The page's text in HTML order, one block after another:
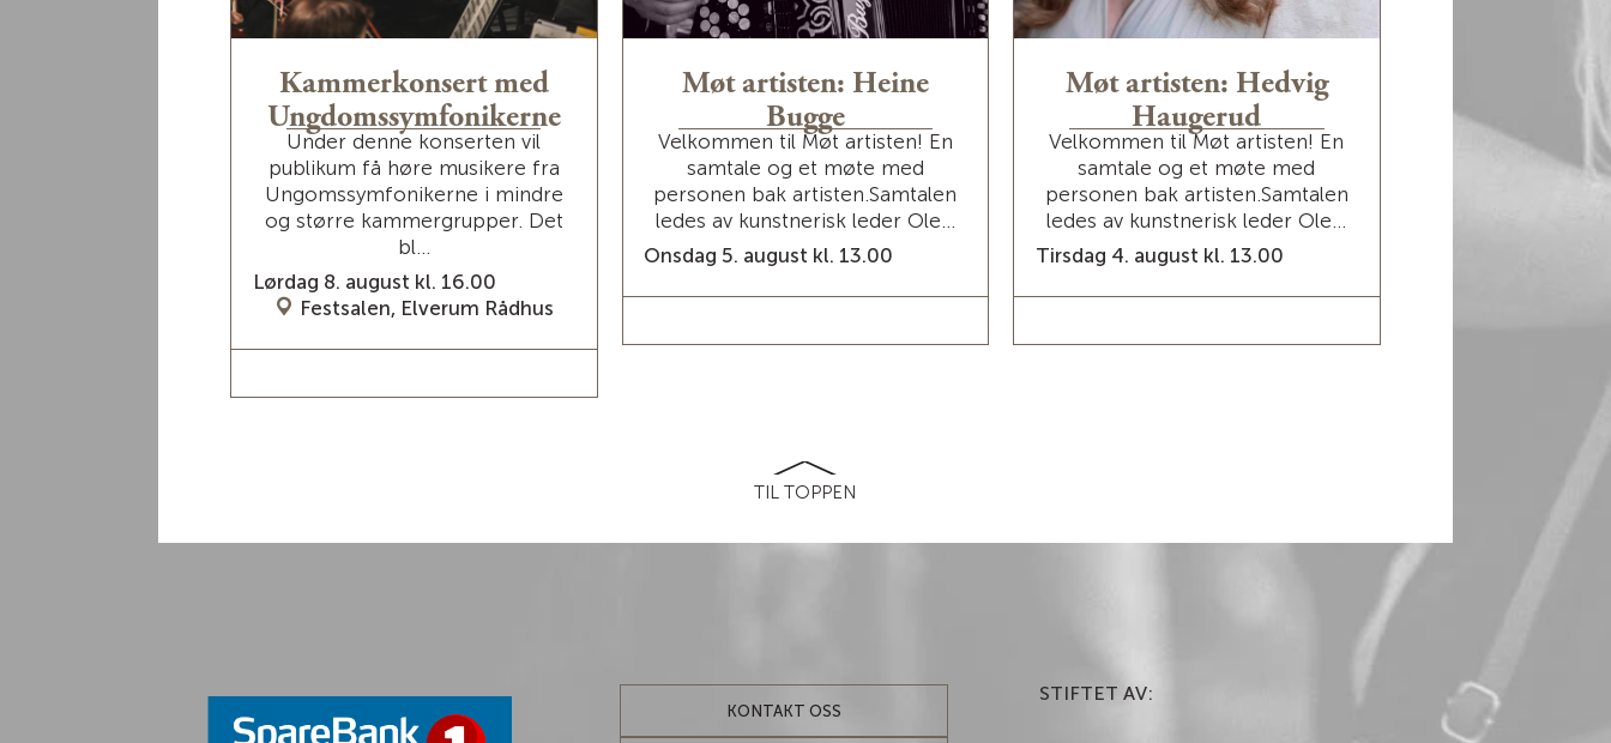
Gårdsdriften på Gaarder er i dag avviklet, men gården er et utgangspunkt for
arrangementer, skogbruk og eiendomsdrift.
Les mer om restaureringen av festsalen her:
https://kulturminnefondet.no/prosjekt/gaarder-gard/
Referanser:
https://www.facebook.com/gaardergaard/about_details?locale=nb_NO
https://grundsetmartn.wordpress.com/grundsetmartn-i-400-ar/
Kammerkonsert med
Ungdomssymfonikerne
Under denne konserten vil
publikum få høre musikere fra
Ungomssymfonikerne i mindre
og større kammergrupper. Det
bl...
Lørdag 8. august kl. 16.00
Festsalen, Elverum Rådhus
Møt artisten: Heine
Bugge
Velkommen til Møt artisten! En
samtale og et møte med
personen bak artisten.Samtalen
ledes av kunstnerisk leder Ole...
Onsdag 5. august kl. 13.00
Møt artisten: Hedvig
Haugerud
Velkommen til Møt artisten! En
samtale og et møte med
personen bak artisten.Samtalen
ledes av kunstnerisk leder Ole...
Tirsdag 4. august kl. 13.00
Møt
Velkommen til
samtale og
TIL TOPPEN
KONTAKT OSS
STIFTET AV: